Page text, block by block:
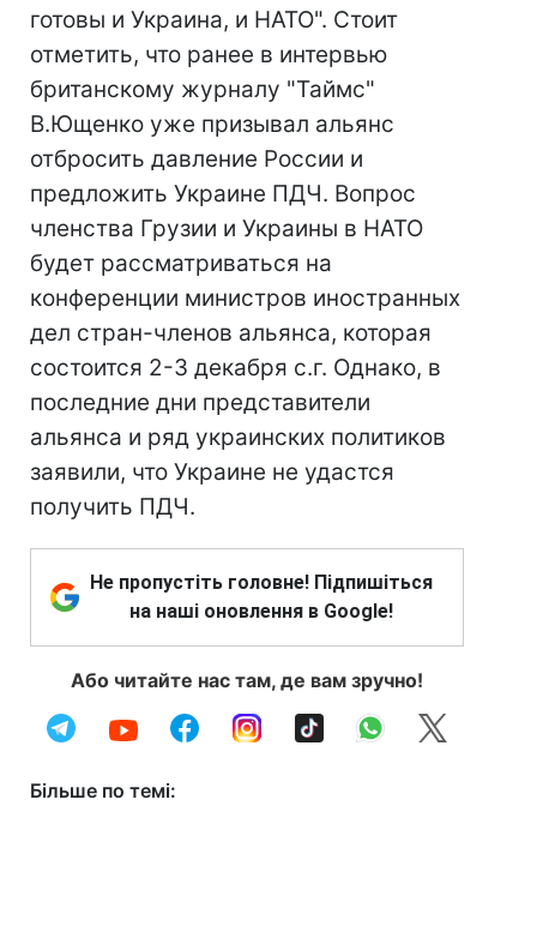
готовы и Украина, и НАТО". Стоит
отметить, что ранее в интервью
британскому журналу "Таймс"
В.Ющенко уже призывал альянс
отбросить давление России и
предложить Украине ПДЧ. Вопрос
членства Грузии и Украины в НАТО
будет рассматриваться на
конференции министров иностранных
дел стран-членов альянса, которая
состоится 2-3 декабря с.г. Однако, в
последние дни представители
альянса и ряд украинских политиков
заявили, что Украине не удастся
получить ПДЧ.
Не пропустіть головне! Підпишіться
на наші оновлення в Google!
Або читайте нас там, де вам зручно!
Більше по темі: